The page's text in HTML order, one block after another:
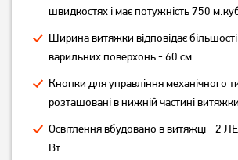
3 389грн
3 209грн 3 259 грн
швидкостях і має потужність 750
Ширина витяжки відповідає
варильних поверхонь - 60 см.
Кнопки для управління механічного
розташовані в нижній частині
Освітлення вбудовано в витяжці - 2
Вт.